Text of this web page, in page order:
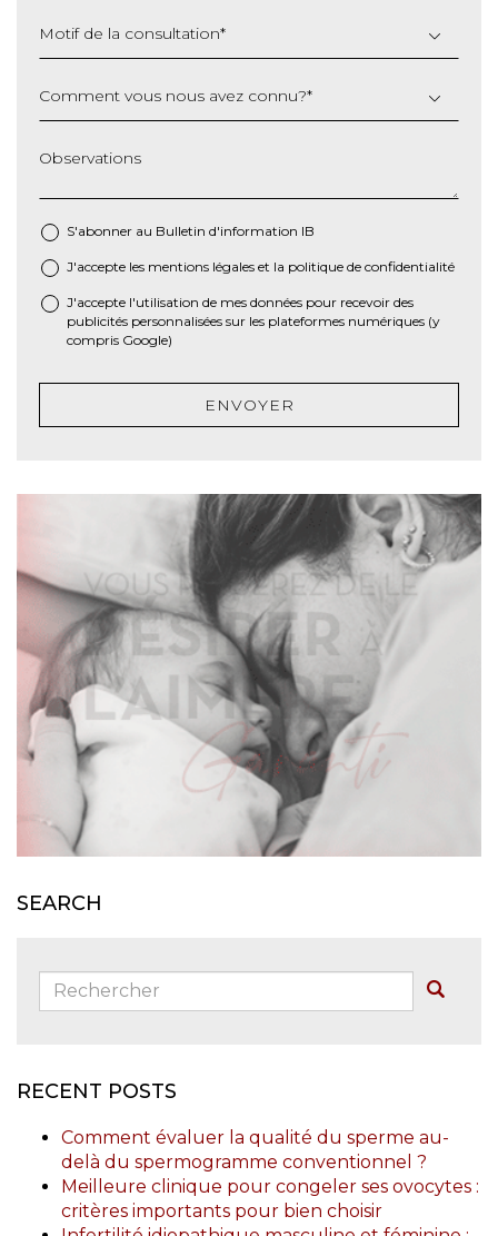
Motif de la consultation*
Comment vous nous avez connu?*
Observations
S'abonner au Bulletin d'information IB
* J'accepte les mentions légales et la politique de confidentialité
J'accepte l'utilisation de mes données pour recevoir des
publicités personnalisées sur les plateformes numériques (y
compris Google)
ENVOYER
SEARCH
Rechercher:
RECENT POSTS
Comment évaluer la qualité du sperme au-
delà du spermogramme conventionnel ?
Meilleure clinique pour congeler ses ovocytes :
critères importants pour bien choisir